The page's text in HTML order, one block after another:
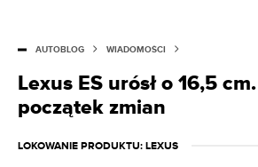
AUTOBLOG WIADOMOŚCI
Lexus ES urósł o 16,5
początek zmian
LOKOWANIE PRODUKTU: LEXUS